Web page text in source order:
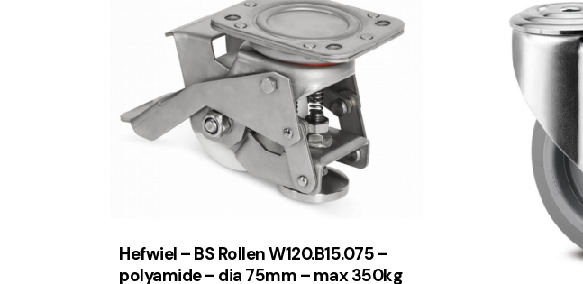
Hefwiel – BS Rollen W120.B15.075 –
polyamide – dia 75mm – max 350kg